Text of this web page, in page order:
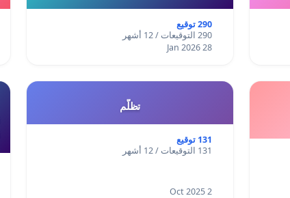
290 توقيع
290 التوقيعات / 12 أشهر
28 Jan 2026
تظلّم
131 توقيع
131 التوقيعات / 12 أشهر
2 Oct 2025